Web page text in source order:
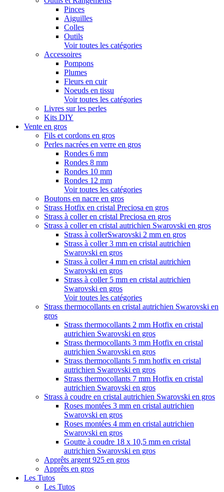
Pinces
Aiguilles
Colles
Outils
Voir toutes les catégories
Accessoires
Pompons
Plumes
Fleurs en cuir
Noeuds en tissu
Voir toutes les catégories
Livres sur les perles
Kits DIY
Vente en gros
Fils et cordons en gros
Perles nacrées en verre en gros
Rondes 6 mm
Rondes 8 mm
Rondes 10 mm
Rondes 12 mm
Voir toutes les catégories
Boutons en nacre en gros
Strass Hotfix en cristal Preciosa en gros
Strass à coller en cristal Preciosa en gros
Strass à coller en cristal autrichien Swarovski en gros
Strass à collerSwarovski 2 mm en gros
Strass à coller 3 mm en cristal autrichien
Swarovski en gros
Strass à coller 4 mm en cristal autrichien
Swarovski en gros
Strass à coller 5 mm en cristal autrichien
Swarovski en gros
Voir toutes les catégories
Strass thermocollants en cristal autrichien Swarovski en
gros
Strass thermocollants 2 mm Hotfix en cristal
autrichien Swarovski en gros
Strass thermocollants 3 mm Hotfix en cristal
autrichien Swarovski en gros
Strass thermocollants 5 mm hotfix en cristal
autrichien Swarovski en gros
Strass thermocollants 7 mm Hotfix en cristal
autrichien Swarovski en gros
Strass à coudre en cristal autrichien Swarovski en gros
Roses montées 3 mm en cristal autrichien
Swarovski en gros
Roses montées 4 mm en cristal autrichien
Swarovski en gros
Goutte à coudre 18 x 10,5 mm en cristal
autrichien Swarovski en gros
Apprêts argent 925 en gros
Apprêts en gros
Les Tutos
Les Tutos